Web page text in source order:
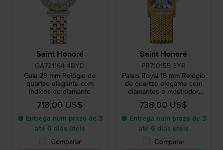
Saint Honoré
GA721164 4BYD
Gala 29 mm Relógio de
quartzo elegante com
índices de diamante
718,00 US$
● Entrega num prazo de 3
até 6 dias úteis
Comparar
Saint Honoré
PR710155 3YR
Palais Royal 18 mm Relógio
de quartzo elegante com
diamantes e mostrador
Madrepérola
738,00 US$
● Entrega num prazo de 3
até 6 dias úteis
Comparar